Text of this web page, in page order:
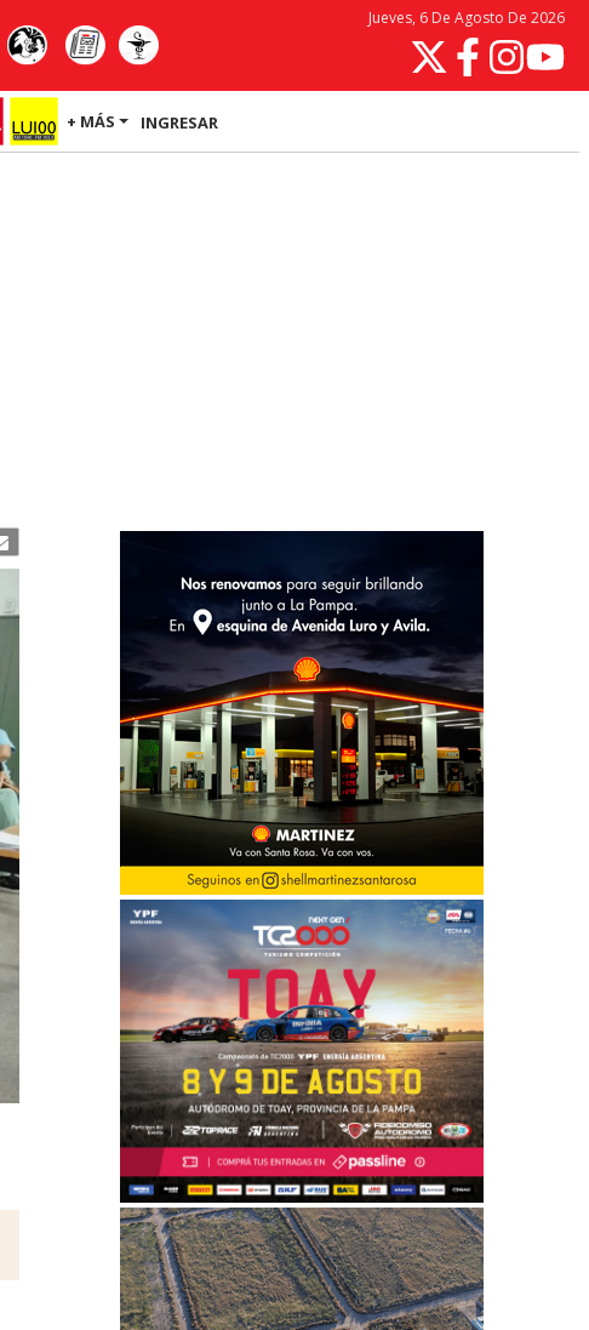
Jueves, 6 De Agosto De 2026
+ MÁS INGRESAR